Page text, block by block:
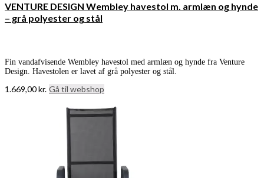
VENTURE DESIGN Wembley havestol m. armlæn og hynde
– grå polyester og stål
Fin vandafvisende Wembley havestol med armlæn og hynde fra Venture
Design. Havestolen er lavet af grå polyester og stål.
1.669,00kr. Gå til webshop